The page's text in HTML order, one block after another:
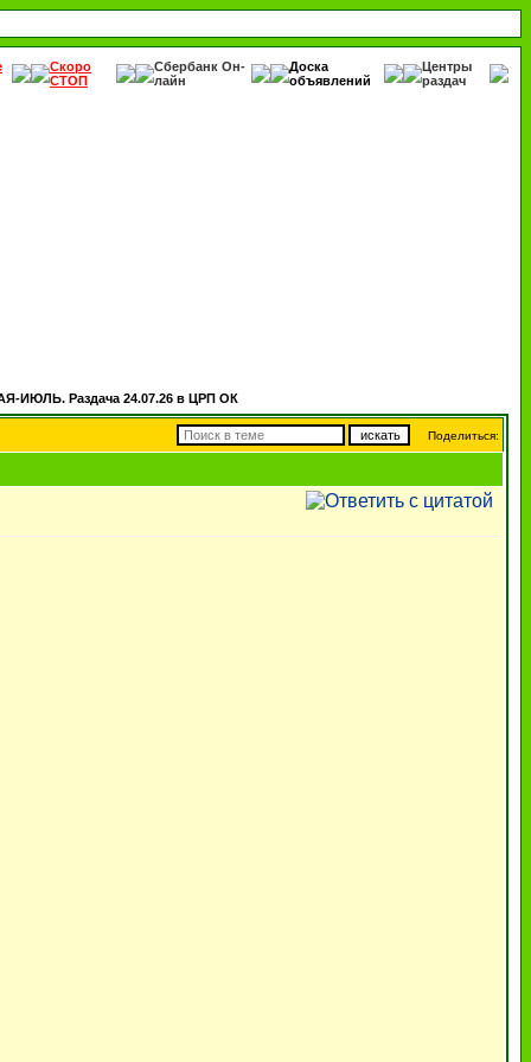
Скоро
СТОП
Сбербанк Он-
лайн
Доска
объявлений
Центры
раздач
ИЮЛЬ. Раздача 24.07.26 в ЦРП ОК
Поделиться: